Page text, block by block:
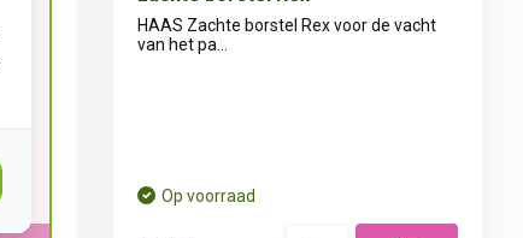
HAAS Zachte borstel Rex voor de vacht
van het pa...
Op voorraad